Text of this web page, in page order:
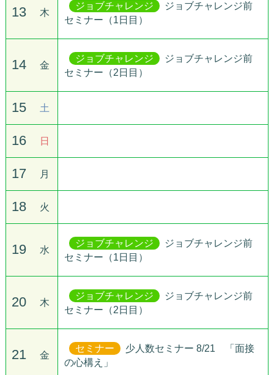
13 木
ジョブチャレンジ
ジョブチャレンジ前
セミナー（1日目）
14 金
ジョブチャレンジ
ジョブチャレンジ前
セミナー（2日目）
15 土
16 日
17 月
18 火
19 水
ジョブチャレンジ
ジョブチャレンジ前
セミナー（1日目）
20 木
ジョブチャレンジ
ジョブチャレンジ前
セミナー（2日目）
21 金
セミナー
少人数セミナー 8/21 「面接
の心構え」